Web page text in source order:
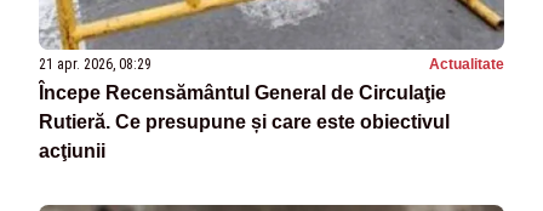
21 apr. 2026, 08:29 Actualitate
Începe Recensământul General de Circulaţie
Rutieră. Ce presupune și care este obiectivul
acţiunii